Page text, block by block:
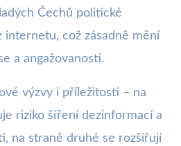
Čechů politické
což zásadně mění
a angažovanosti.
výzvy i příležitosti – na
riziko šíření dezinformací a
na straně druhé se rozšiřují